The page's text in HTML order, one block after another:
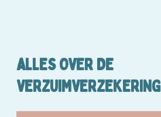
ALLES OVER DE
VERZUIMVERZEKERING